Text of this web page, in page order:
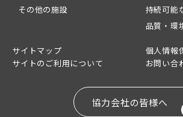
その他の施設
持続可能
品質・環
サイトマップ
個人情報
サイトのご利用について
お問い合
協力会社の皆様へ